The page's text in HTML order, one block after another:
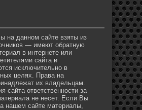
на данном сайте взяты из
— имеют обратную
в интернете или
сайта и
исключительно в
целях. Права на
их владельцам.
сайта ответственности за
не несет. Если Вы
нашем сайте материалы,